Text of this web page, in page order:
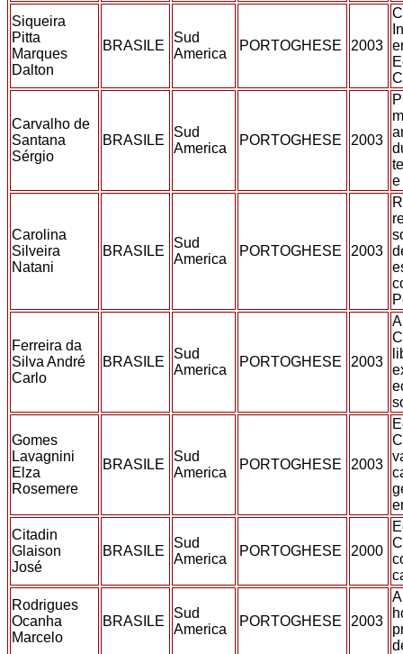
Siqueira
Pitta
Marques
Dalton
BRASILE
Sud
America
PORTOGHESE 2003
Carvalho de
Santana
Sérgio
BRASILE
Sud
America
PORTOGHESE 2003
e
Carolina
Silveira
Natani
BRASILE
Sud
America
PORTOGHESE 2003
Ferreira da
Silva André
Carlo
BRASILE
Sud
America
PORTOGHESE 2003
Gomes
Lavagnini
Elza
Rosemere
BRASILE
Sud
America
PORTOGHESE 2003
Citadin
Glaison
José
BRASILE
Sud
America
PORTOGHESE 2000
Rodrigues
Ocanha
Marcelo
BRASILE
Sud
America
PORTOGHESE 2003